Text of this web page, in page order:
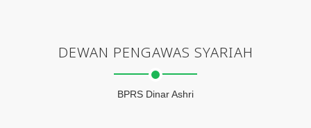
DEWAN PENGAWAS SYARIAH
BPRS Dinar Ashri